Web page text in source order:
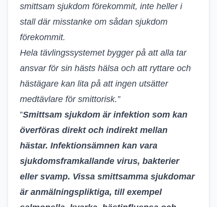
smittsam sjukdom förekommit, inte heller i
stall där misstanke om sådan sjukdom
förekommit.
Hela tävlingssystemet bygger på att alla tar
ansvar för sin hästs hälsa och att ryttare och
hästägare kan lita på att ingen utsätter
medtävlare för smittorisk.”
”Smittsam sjukdom är infektion som kan
överföras direkt och indirekt mellan
hästar. Infektionsämnen kan vara
sjukdomsframkallande virus, bakterier
eller svamp. Vissa smittsamma sjukdomar
är anmälningspliktiga, till exempel